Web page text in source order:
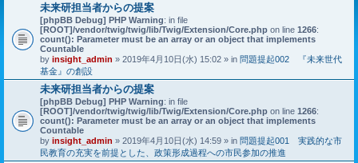
未来研担当者からの提案
[phpBB Debug] PHP Warning: in file
[ROOT]/vendor/twig/twig/lib/Twig/Extension/Core.php on line 1266:
count(): Parameter must be an array or an object that implements
Countable
by insight_admin » 2019年4月10日(水) 15:02 » in 問題提起002 『未来世代
基金』の創設
未来研担当者からの提案
[phpBB Debug] PHP Warning: in file
[ROOT]/vendor/twig/twig/lib/Twig/Extension/Core.php on line 1266:
count(): Parameter must be an array or an object that implements
Countable
by insight_admin » 2019年4月10日(水) 14:59 » in 問題提起001 実践的な市
民教育の充実を前提とした、政策形成過程への市民参加の推進